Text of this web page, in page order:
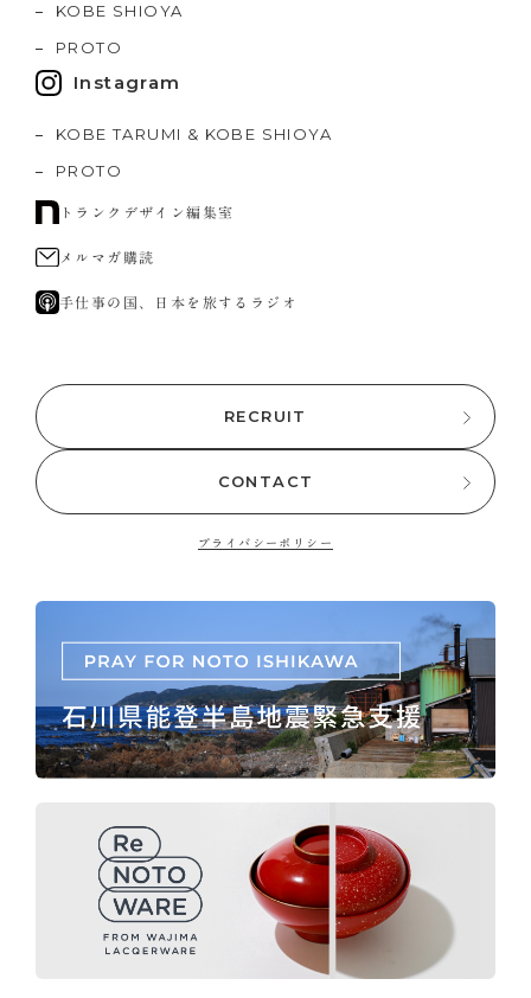
KOBE SHIOYA
PROTO
Instagram
KOBE TARUMI & KOBE SHIOYA
PROTO
トランクデザイン編集室
メルマガ購読
手仕事の国、日本を旅するラジオ
RECRUIT
CONTACT
プライバシーポリシー